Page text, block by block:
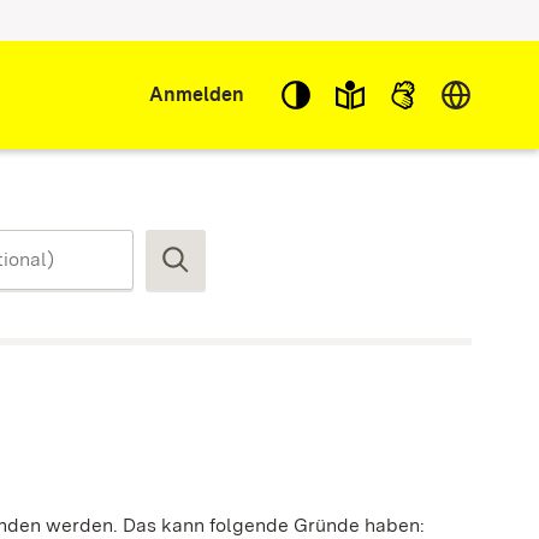
Anmelden Sprache
Suchen
werden. Das kann folgende Gründe haben: